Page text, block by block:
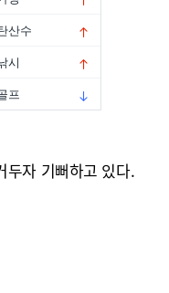
두자 기뻐하고 있다.